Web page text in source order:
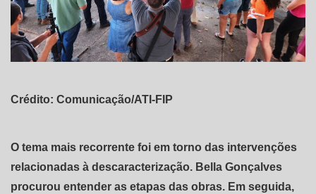
Crédito: Comunicação/ATI-FIP
O tema mais recorrente foi em torno das intervenções
relacionadas à descaracterização. Bella Gonçalves
procurou entender as etapas das obras. Em seguida,